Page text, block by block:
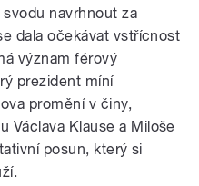
navrhnout za
dala očekávat vstřícnost
význam férový
prezident míní
promění v činy,
Václava Klause a Miloše
posun, který si